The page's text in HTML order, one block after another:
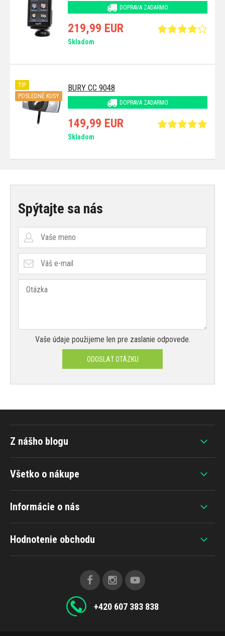
DOPRAVA ZADARMO
219,99 EUR
Skladom
BURY CC 9048
DOPRAVA ZADARMO
TIP
POSLEDNÉ KUSY
149,99 EUR
Skladom
Spýtajte sa nás
Vaše údaje použijeme len pre zaslanie odpovede.
ODOSLAŤ OTÁZKU
Všetko o nákupe
Informácie o nás
Hodnotenie obchodu
+420 607 383 838
Z nášho blogu